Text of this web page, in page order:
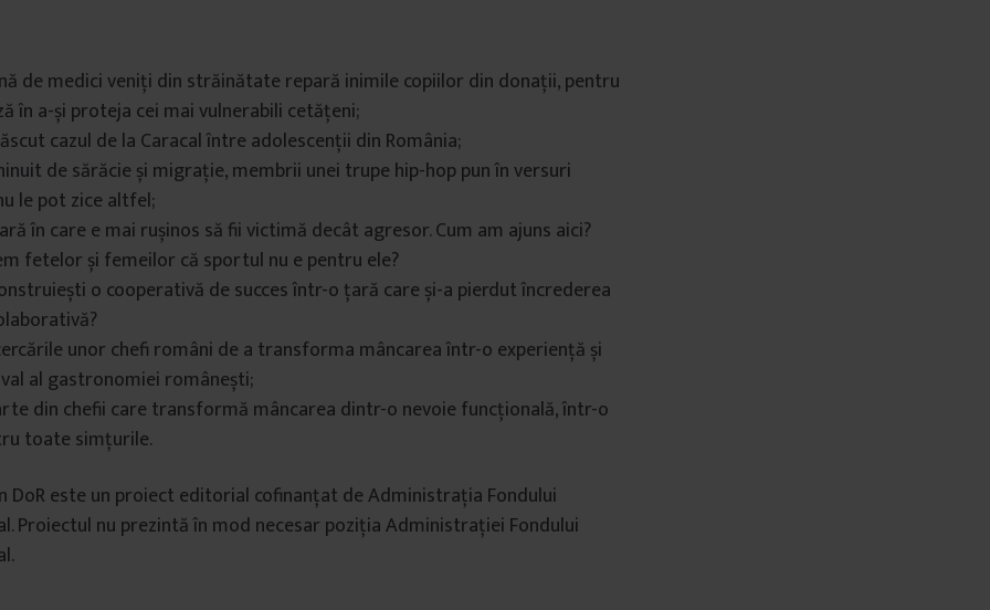
de medici veniți din străinătate repară inimile copiilor din donații, pentru
în a-și proteja cei mai vulnerabili cetățeni;
cazul de la Caracal între adolescenții din România;
de sărăcie și migrație, membrii unei trupe hip-hop pun în versuri
le pot zice altfel;
în care e mai rușinos să fii victimă decât agresor. Cum am ajuns aici?
fetelor și femeilor că sportul nu e pentru ele?
o cooperativă de succes într-o țară care și-a pierdut încrederea
unor chefi români de a transforma mâncarea într-o experiență și
al gastronomiei românești;
din chefii care transformă mâncarea dintr-o nevoie funcțională, într-o
toate simțurile.
DoR este un proiect editorial cofinanțat de Administrația Fondului
Proiectul nu prezintă în mod necesar poziția Administrației Fondului